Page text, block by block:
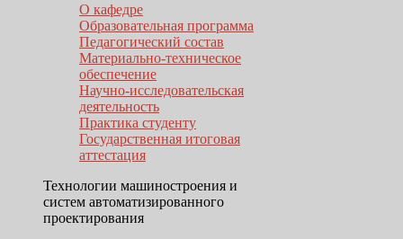
О кафедре
Образовательная программа
Педагогический состав
Материально-техническое
обеспечение
Научно-исследовательская
деятельность
Практика студенту
Государственная итоговая
аттестация
Технологии машиностроения и
систем автоматизированного
проектирования